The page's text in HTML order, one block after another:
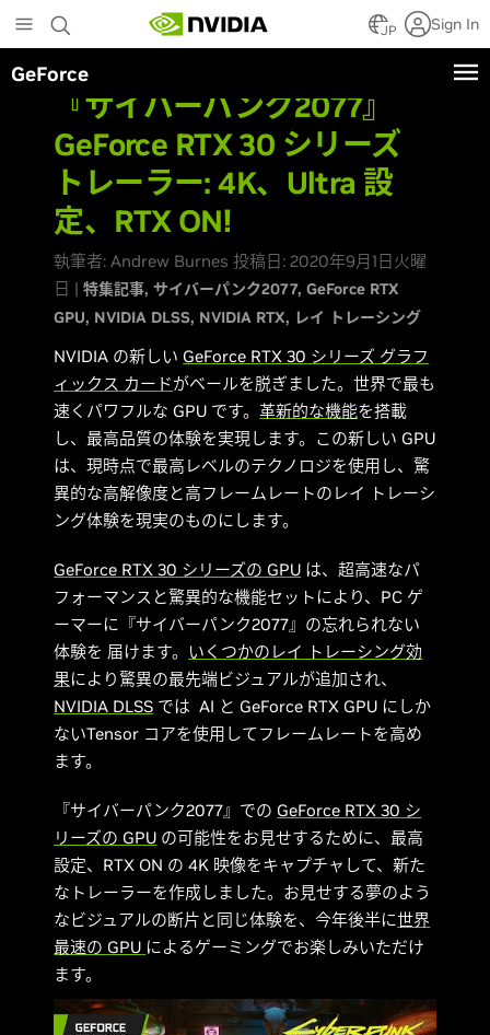
to
main
content
JP Sign In
GeForce
『サイバーパンク2077』
GeForce RTX 30 シリーズ
トレーラー: 4K、Ultra 設
定、RTX ON!
執筆者: Andrew Burnes 投稿日: 2020年9月1日火曜
日 |特集記事 サイバーパンク2077 GeForce RTX
GPU NVIDIA DLSS NVIDIA RTX レイ トレーシング
NVIDIA の新しい GeForce RTX 30 シリーズ グラフ
ィックス カードがベールを脱ぎました。世界で最も
速くパワフルな GPU です。革新的な機能を搭載
し、最高品質の体験を実現します。この新しい GPU
は、現時点で最高レベルのテクノロジを使用し、驚
異的な高解像度と高フレームレートのレイ トレーシ
ング体験を現実のものにします。
GeForce RTX 30 シリーズの GPU は、超高速なパ
フォーマンスと驚異的な機能セットにより、PC ゲ
ーマーに『サイバーパンク2077』の忘れられない
体験を 届けます。 いくつかのレイ トレーシング効
果により驚異の最先端ビジュアルが追加され、
NVIDIA DLSS では AI と GeForce RTX GPU にしか
ないTensor コアを使用してフレームレートを高め
ます。
『サイバーパンク2077』での GeForce RTX 30 シ
リーズの GPU の可能性をお見せするために、最高
設定、RTX ON の 4K 映像をキャプチャして、新た
なトレーラーを作成しました。お見せする夢のよう
なビジュアルの断片と同じ体験を、今年後半に世界
最速の GPU によるゲーミングでお楽しみいただけ
ます。